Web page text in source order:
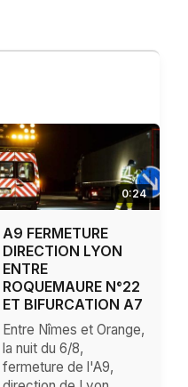
0:24
A9 FERMETURE
DIRECTION LYON
ENTRE
ROQUEMAURE N°22
ET BIFURCATION A7
Entre Nîmes et Orange,
la nuit du 6/8,
fermeture de l'A9,